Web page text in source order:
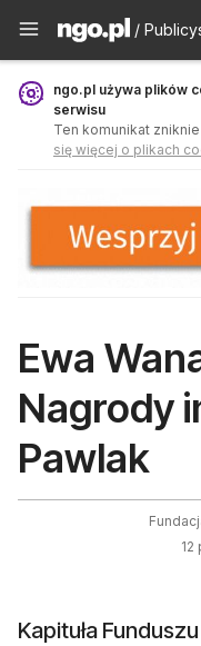
Publicystyka
/
ngo.pl używa plików
serwisu
Ten komunikat
się więcej o plikach
Ewa
Nagrody
Pawlak
12
Kapituła